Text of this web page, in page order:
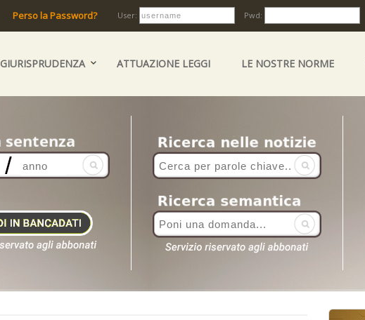
Perso la Password? User: Pwd:
GIURISPRUDENZA ATTUAZIONE LEGGI LE NOSTRE NORME